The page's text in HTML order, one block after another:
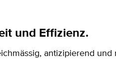
und Effizienz.
antizipierend